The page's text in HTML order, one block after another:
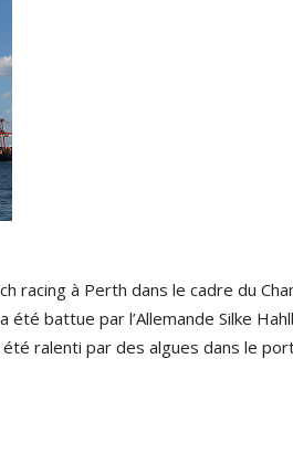
racing à Perth dans le cadre du
été battue par l’Allemande Silke
ralenti par des algues dans le